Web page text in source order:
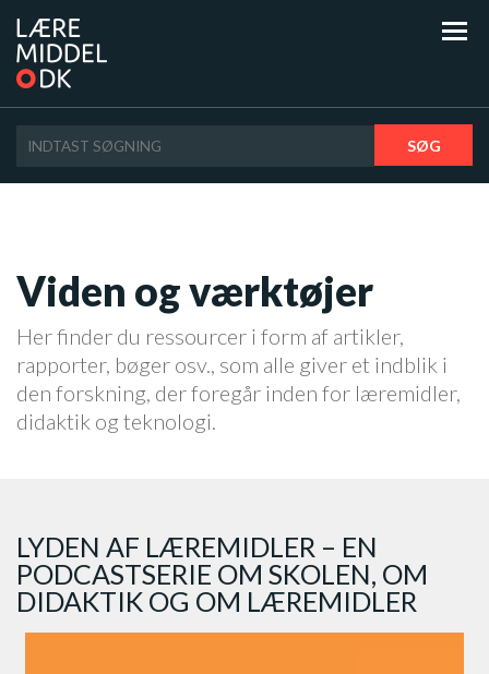
SØG
Viden og værktøjer
Her finder du ressourcer i form af artikler,
rapporter, bøger osv., som alle giver et indblik i
den forskning, der foregår inden for læremidler,
didaktik og teknologi.
LYDEN AF LÆREMIDLER – EN
PODCASTSERIE OM SKOLEN, OM
DIDAKTIK OG OM LÆREMIDLER